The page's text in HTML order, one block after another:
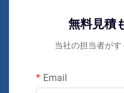
無料見積
当社の担当者がす
Email